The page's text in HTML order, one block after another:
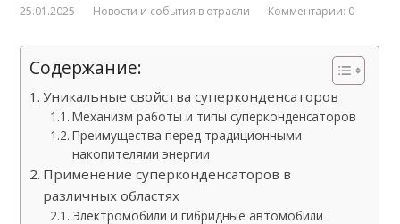
25.01.2025 Новости и события в отрасли Комментарии: 0
Содержание:
Уникальные свойства суперконденсаторов
Механизм работы и типы суперконденсаторов
Преимущества перед традиционными
накопителями энергии
Применение суперконденсаторов в
различных областях
Электромобили и гибридные автомобили